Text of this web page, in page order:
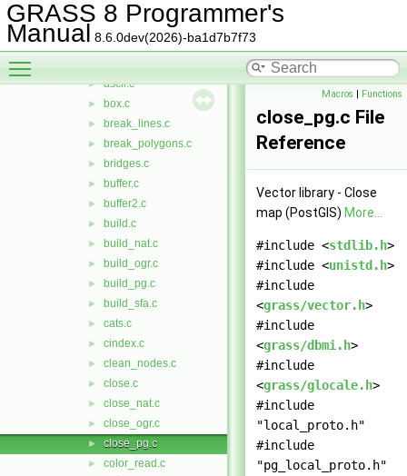
GRASS 8 Programmer's
Manual 8.6.0dev(2026)-ba1d7b7f73
▼ Vlib
► area.c
► area_pg.c
► ascii.c
► box.c
► break_lines.c
► break_polygons.c
► bridges.c
► buffer.c
► buffer2.c
► build.c
► build_nat.c
► build_ogr.c
► build_pg.c
► build_sfa.c
► cats.c
► cindex.c
► clean_nodes.c
► close.c
► close_nat.c
► close_ogr.c
► close_pg.c
► color_read.c
Macros | Functions
close_pg.c File
Reference
Vector library - Close
map (PostGIS) More...
#include <stdlib.h>
#include <unistd.h>
#include
<grass/vector.h>
#include
<grass/dbmi.h>
#include
<grass/glocale.h>
#include
"local_proto.h"
#include
"pg_local_proto.h"